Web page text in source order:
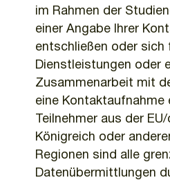
im Rahmen der
einer Angabe Ihrer
entschließen oder sich
Dienstleistungen oder
Zusammenarbeit mit
eine Kontaktaufnahme
Teilnehmer aus der
Königreich oder
Regionen sind alle
Datenübermittlungen